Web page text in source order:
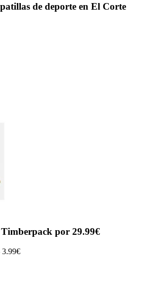
de deporte en El Corte
por 29.99€
3.99€